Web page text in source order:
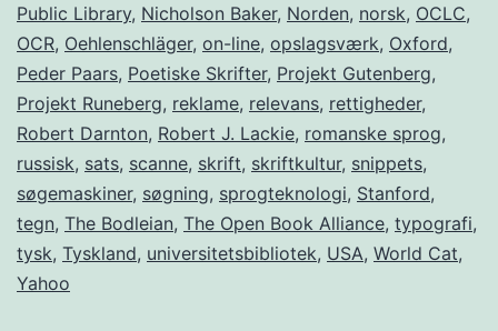
Public Library, Nicholson Baker, Norden, norsk, OCLC,
OCR, Oehlenschläger, on-line, opslagsværk, Oxford,
Peder Paars, Poetiske Skrifter, Projekt Gutenberg,
Projekt Runeberg, reklame, relevans, rettigheder,
Robert Darnton, Robert J. Lackie, romanske sprog,
russisk, sats, scanne, skrift, skriftkultur, snippets,
søgemaskiner, søgning, sprogteknologi, Stanford,
tegn, The Bodleian, The Open Book Alliance, typografi,
tysk, Tyskland, universitetsbibliotek, USA, World Cat,
Yahoo